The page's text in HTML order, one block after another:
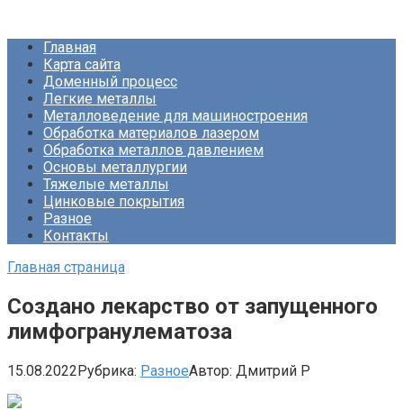
контентуГлавная
Карта сайта
Доменный процесс
Легкие металлы
Металловедение для машиностроения
Обработка материалов лазером
Обработка металлов давлением
Основы металлургии
Тяжелые металлы
Цинковые покрытия
Разное
Контакты
Главная страница
Создано лекарство от запущенного
лимфогранулематоза
15.08.2022Рубрика: РазноеАвтор: Дмитрий Р